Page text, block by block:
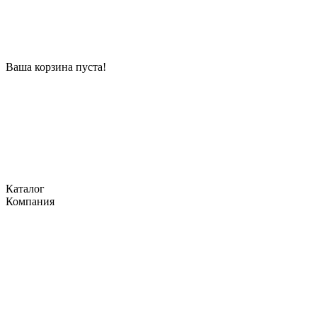
Ваша корзина пуста!
Каталог
Компания